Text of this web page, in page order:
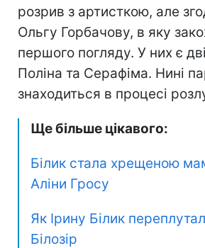
розрив з артисткою, але
Ольгу Горбачову, в яку
першого погляду. У них є
Поліна та Серафіма. Нині
знаходиться в процесі
Ще більше цікавого:
Білик стала хрещеною
Аліни Гросу
Як Ірину Білик
Білозір